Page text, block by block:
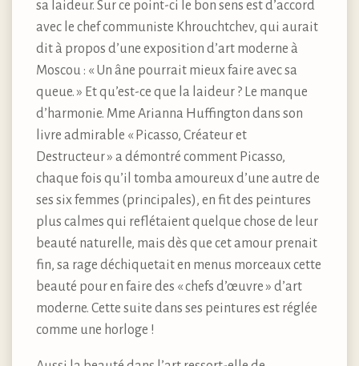
sa laideur. Sur ce point-ci le bon sens est d’accord
avec le chef communiste Khrouchtchev, qui aurait
dit à propos d’une exposition d’art moderne à
Moscou : « Un âne pourrait mieux faire avec sa
queue. » Et qu’est-ce que la laideur ? Le manque
d’harmonie. Mme Arianna Huffington dans son
livre admirable « Picasso, Créateur et
Destructeur » a démontré comment Picasso,
chaque fois qu’il tomba amoureux d’une autre de
ses six femmes (principales), en fit des peintures
plus calmes qui reflétaient quelque chose de leur
beauté naturelle, mais dès que cet amour prenait
fin, sa rage déchiquetait en menus morceaux cette
beauté pour en faire des « chefs d’œuvre » d’art
moderne. Cette suite dans ses peintures est réglée
comme une horloge !